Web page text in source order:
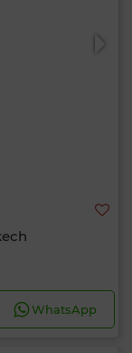
WhatsApp